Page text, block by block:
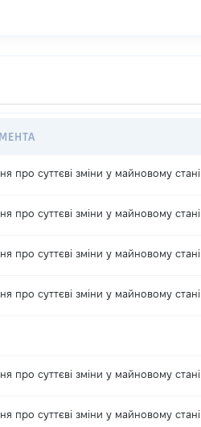
про суттєві зміни y майновому стані
про суттєві зміни y майновому стані
про суттєві зміни y майновому стані
про суттєві зміни y майновому стані
про суттєві зміни y майновому стані
про суттєві зміни y майновому стані